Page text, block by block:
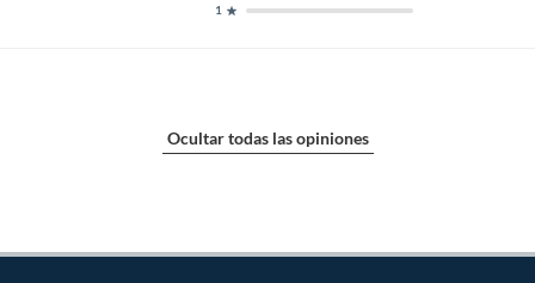
1
Ocultar todas las opiniones